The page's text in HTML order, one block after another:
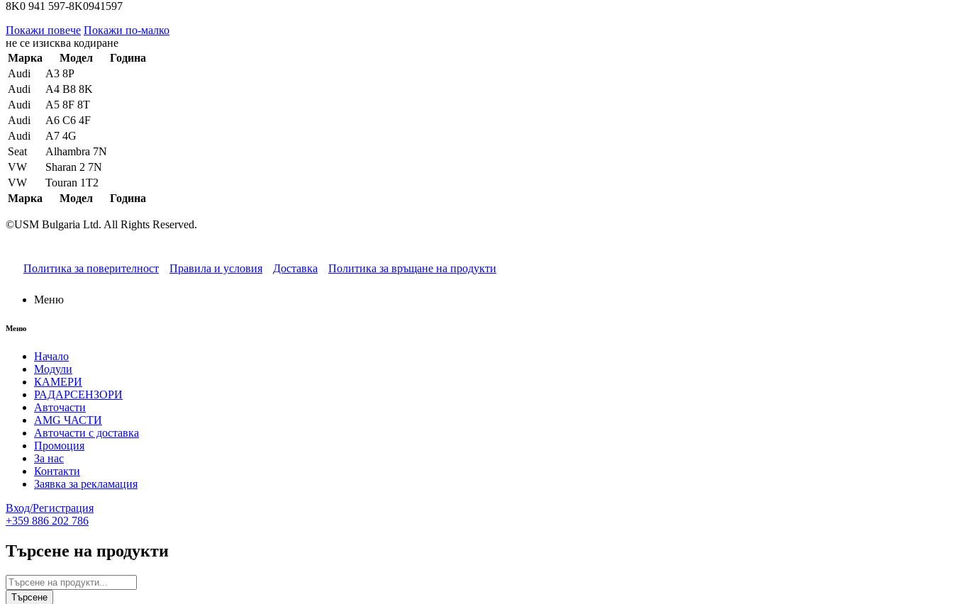
8K0 941 597-8K0941597
Покажи повече Покажи по-малко
не се изисква кодиране
Марка
Модел Година
Марка Модел Година
Audi
A3 8P
Audi
A4 B8 8K
Audi
A5 8F 8T
Audi
A6 C6 4F
Audi
A7 4G
Seat
Alhambra 7N
VW
Sharan 2 7N
VW
Touran 1T2
©USM Bulgaria Ltd. All Rights Reserved.
Политика за поверителност Правила и условия Доставка Политика за връщане на продукти
Меню
Меню
Начало
Модули
КАМЕРИ
РАДАРСЕНЗОРИ
Авточасти
AMG ЧАСТИ
Авточасти с доставка
Промоция
За нас
Контакти
Заявка за рекламация
Вход/Регистрация
+359 886 202 786
Търсене на продукти